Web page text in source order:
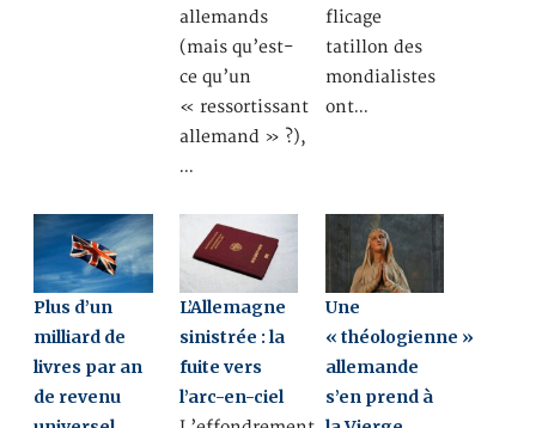
allemands
(mais qu’est-
ce qu’un
« ressortissant
allemand » ?),
…
flicage
tatillon des
mondialistes
ont…
Plus d’un
milliard de
livres par an
de revenu
L’Allemagne
sinistrée : la
fuite vers
l’arc-en-ciel
Une
« théologienne »
allemande
s’en prend à